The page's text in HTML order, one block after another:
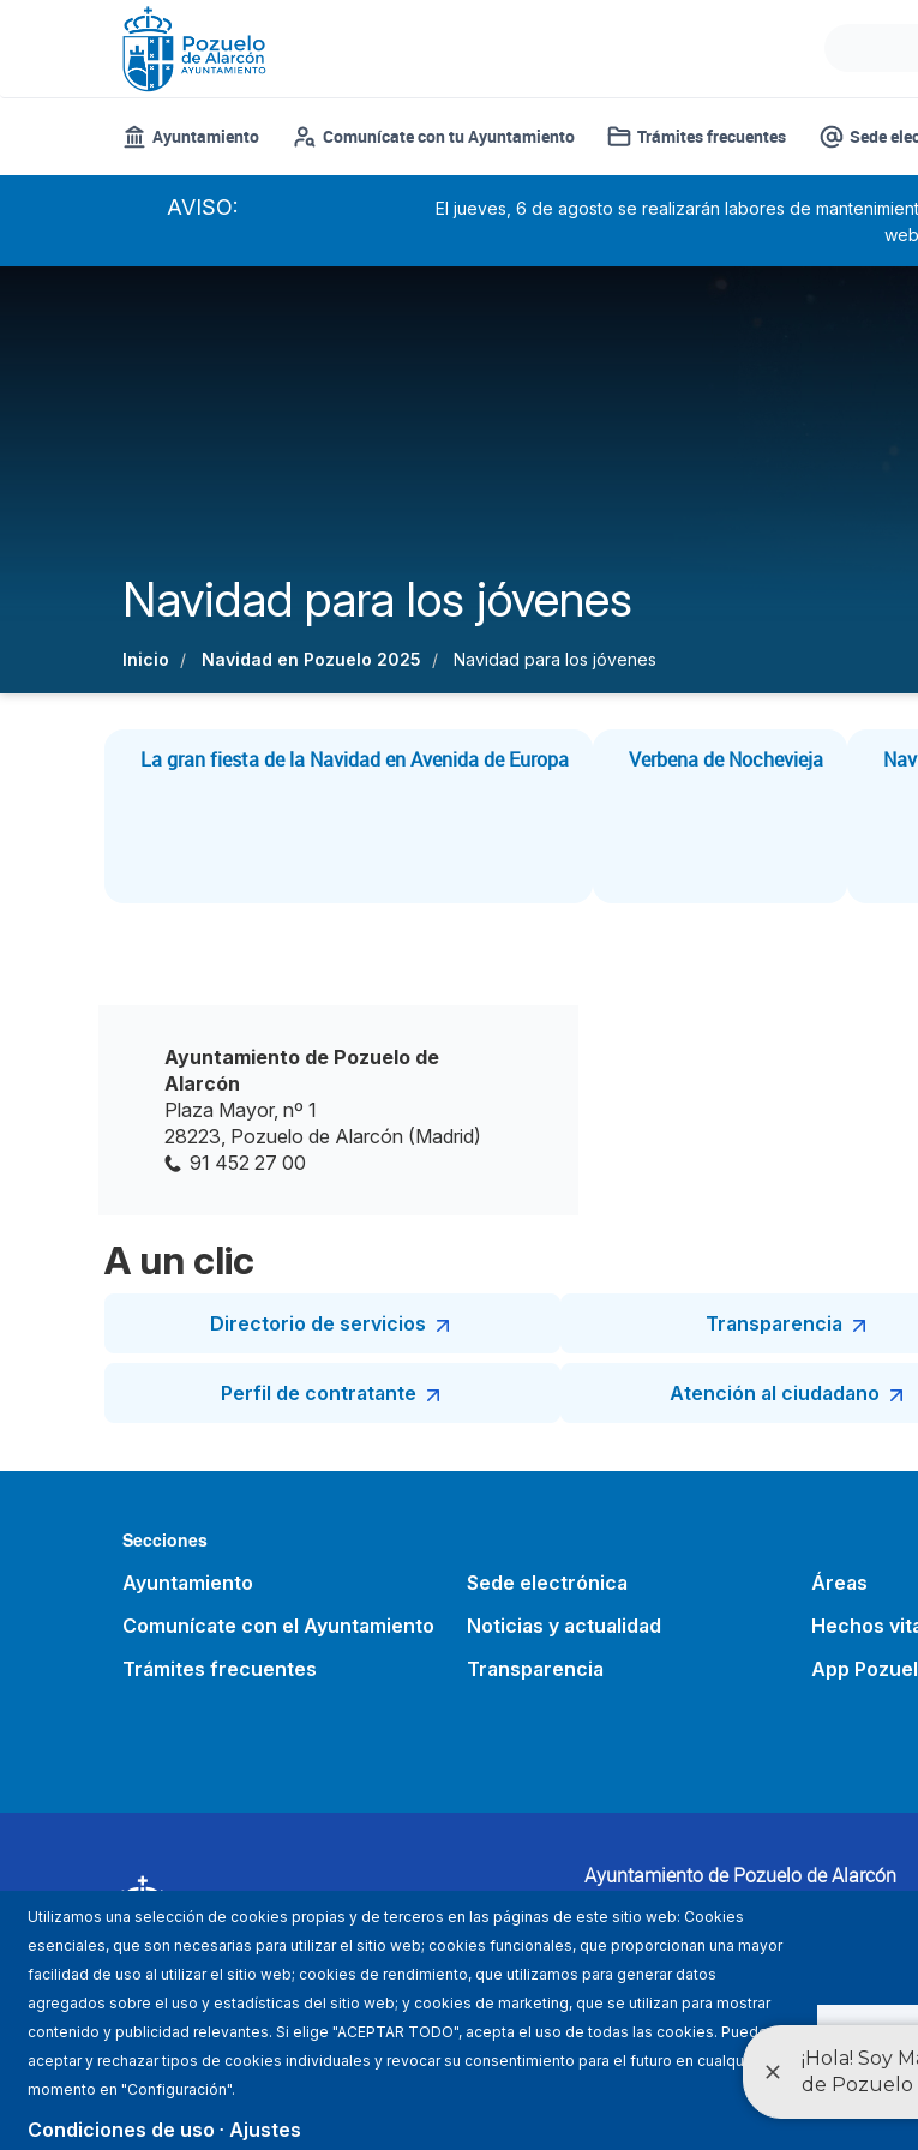
Ayuntamiento Comunícate con tu Ayuntamiento Trámites frecuentes Sede
AVISO:
El jueves, 6 de agosto se realizarán labores de
Navidad para los jóvenes
Inicio Navidad en Pozuelo 2025 Navidad para los jóvenes
La gran fiesta de la Navidad en Avenida de Europa Verbena de Nochevieja
Ayuntamiento de Pozuelo de
Alarcón
Plaza Mayor, nº 1
28223, Pozuelo de Alarcón (Madrid)
91 452 27 00
A un clic
Directorio de servicios Transparencia
Perfil de contratante Atención al ciudadano
Secciones
Ayuntamiento
Comunícate con el Ayuntamiento
Trámites frecuentes
Sede electrónica
Noticias y actualidad
Transparencia
Áreas
Hechos
App
Ayuntamiento de Pozuelo de Alarcón
Plaza Mayor 1, 28223 Pozuelo de Alarcón
91 452 27 00
Accesibilidad
Utilizamos una selección de cookies propias y de terceros en las páginas de este sitio web: Cookies
esenciales, que son necesarias para utilizar el sitio web; cookies funcionales, que proporcionan una mayor
facilidad de uso al utilizar el sitio web; cookies de rendimiento, que utilizamos para generar datos
agregados sobre el uso y estadísticas del sitio web; y cookies de marketing, que se utilizan para mostrar
contenido y publicidad relevantes. Si elige "ACEPTAR TODO", acepta el uso de todas las cookies. Puede
aceptar y rechazar tipos de cookies individuales y revocar su consentimiento para el futuro en cualquier
momento en "Configuración".
Condiciones de uso Ajustes